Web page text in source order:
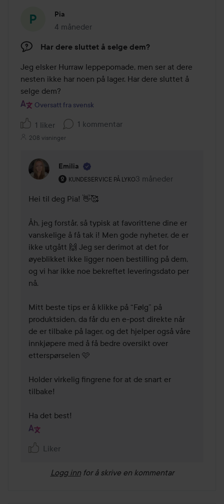
Pia
4 måneder
Innlegget ble opprettet 4 måneder
Har dere sluttet å selge dem?
Jeg elsker Hurraw leppepomade, men ser at dere
nesten ikke har noen på lager. Har dere sluttet å
selge dem?
Oversatt fra svensk
1 liker 1 kommentar
208 visninger
Emilia
KUNDESERVICE PÅ LYKO
Brukerens rolle: Kundeservice på Lyko.
3 måneder
Kommentaren lades 3
Hei til deg Pia! 👋🥰
Åh, jeg forstår, så typisk at favorittene dine er
vanskelige å få tak i! Men gode nyheter, de er
ikke utgått 🙌 Jeg ser derimot at det for
øyeblikket ikke ligger noen bestilling på dem,
og vi har ikke noe bekreftet leveringsdato per
nå.
Mitt beste tips er å klikke på “Følg” på
produktsiden, da får du en e-post direkte når
de er tilbake på lager, og det hjelper også våre
innkjøpere med å få bedre oversikt over
etterspørselen 🩷
Holder virkelig fingrene for at de snart er
tilbake!
Ha det best!
Liker
Logg inn for å skrive en kommentar